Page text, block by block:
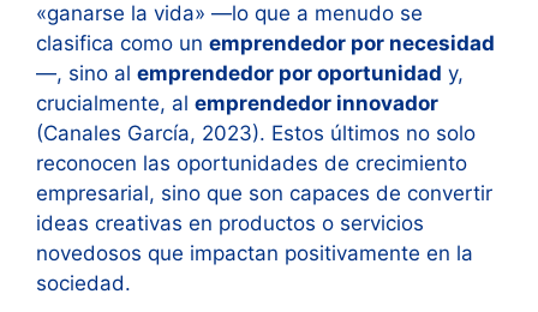
«ganarse la vida» —lo que a menudo se
clasifica como un emprendedor por necesidad
—, sino al emprendedor por oportunidad y,
crucialmente, al emprendedor innovador
(Canales García, 2023). Estos últimos no solo
reconocen las oportunidades de crecimiento
empresarial, sino que son capaces de convertir
ideas creativas en productos o servicios
novedosos que impactan positivamente en la
sociedad.